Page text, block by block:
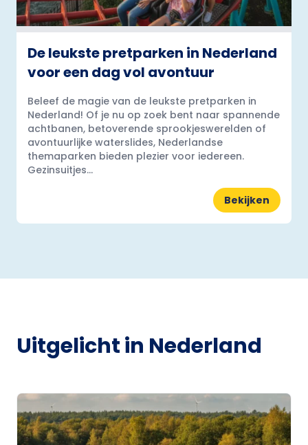
De leukste pretparken in Nederland
voor een dag vol avontuur
Beleef de magie van de leukste pretparken in
Nederland! Of je nu op zoek bent naar spannende
achtbanen, betoverende sprookjeswerelden of
avontuurlijke waterslides, Nederlandse
themaparken bieden plezier voor iedereen.
Gezinsuitjes...
Bekijken
Uitgelicht in Nederland